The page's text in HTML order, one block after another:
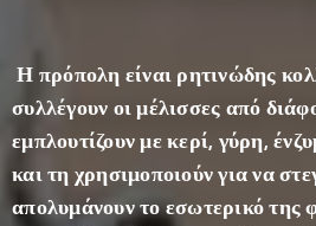
Η πρόπολη είναι ρητινώδης
συλλέγουν οι μέλισσες από
εμπλουτίζουν με κερί, γύρη,
και τη χρησιμοποιούνγια να
απολυμάνουν το εσωτερικό της